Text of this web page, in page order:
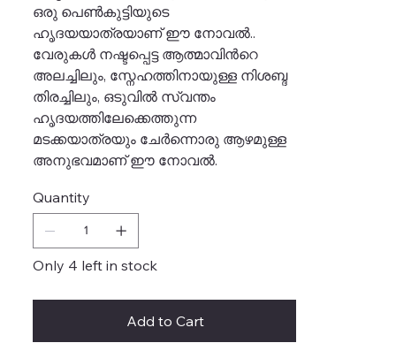
ഒരു പെൺകുട്ടിയുടെ
ഹൃദയയാത്രയാണ് ഈ നോവൽ..
വേരുകൾ നഷ്ടപ്പെട്ട ആത്മാവിൻറെ
അലച്ചിലും, സ്നേഹത്തിനായുള്ള നിശബ്ദ
തിരച്ചിലും, ഒടുവിൽ സ്വന്തം
ഹൃദയത്തിലേക്കെത്തുന്ന
മടക്കയാത്രയും ചേർന്നൊരു ആഴമുള്ള
അനുഭവമാണ് ഈ നോവൽ.
Quantity
Only 4 left in stock
Add to Cart